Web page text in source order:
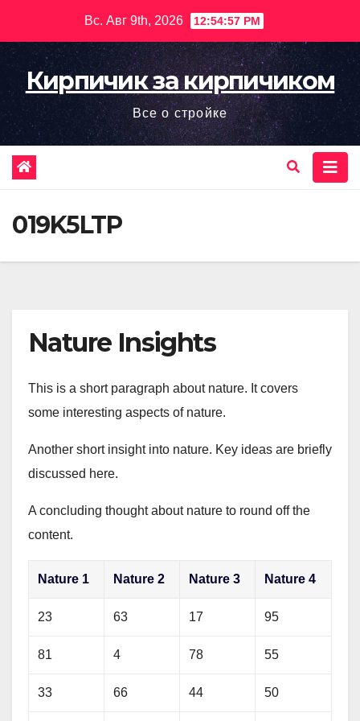
содержимому
Вс. Авг 9th, 2026 12:54:58 PM
Кирпичик за кирпичиком
Все о стройке
019K5LTP
Nature Insights
This is a short paragraph about nature. It covers
some interesting aspects of nature.
Another short insight into nature. Key ideas are briefly
discussed here.
A concluding thought about nature to round off the
content.
Nature 1 Nature 2 Nature 3 Nature 4
23 63 17 95
81 4 78 55
33 66 44 50